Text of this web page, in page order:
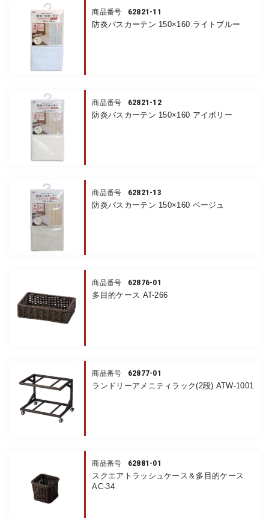
商品番号 62821-11
防炎バスカーテン 150×160 ライトブルー
商品番号 62821-12
防炎バスカーテン 150×160 アイボリー
商品番号 62821-13
防炎バスカーテン 150×160 ベージュ
商品番号 62876-01
多目的ケース AT-266
商品番号 62877-01
ランドリーアメニティラック(2段) ATW-1001
商品番号 62881-01
スクエアトラッシュケース＆多目的ケース
AC-34